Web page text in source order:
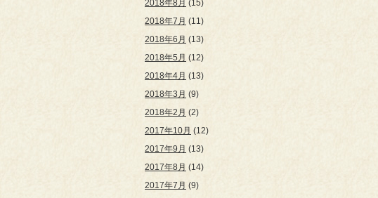
2018年8月 (15)
2018年7月 (11)
2018年6月 (13)
2018年5月 (12)
2018年4月 (13)
2018年3月 (9)
2018年2月 (2)
2017年10月 (12)
2017年9月 (13)
2017年8月 (14)
2017年7月 (9)